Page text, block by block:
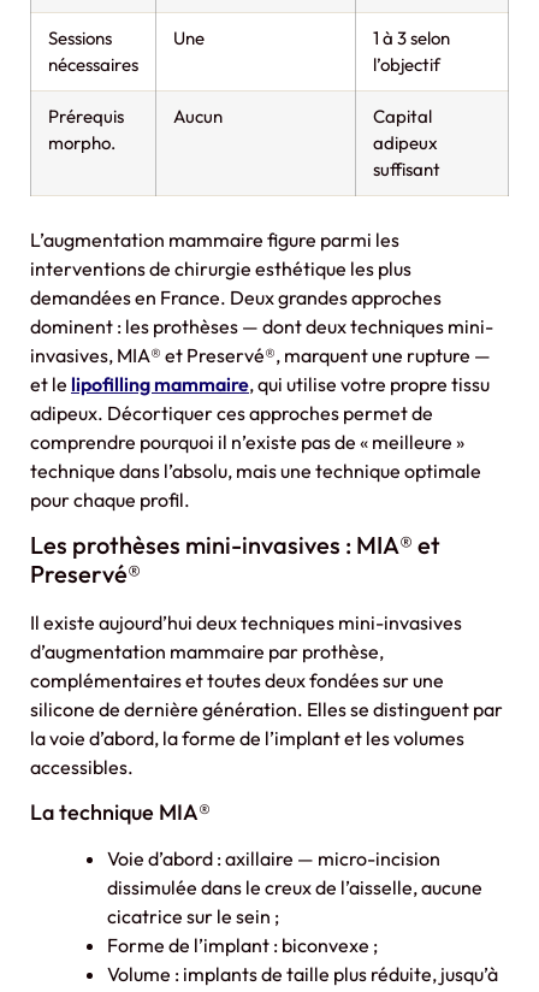
Sessions
nécessaires
Une
1 à 3 selon
l’objectif
Prérequis
morpho.
Aucun
Capital
adipeux
suffisant
L’augmentation mammaire figure parmi les
interventions de chirurgie esthétique les plus
demandées en France. Deux grandes approches
dominent : les prothèses — dont deux techniques mini-
invasives, MIA® et Preservé®, marquent une rupture —
et le lipofilling mammaire, qui utilise votre propre tissu
adipeux. Décortiquer ces approches permet de
comprendre pourquoi il n’existe pas de « meilleure »
technique dans l’absolu, mais une technique optimale
pour chaque profil.
Les prothèses mini-invasives : MIA® et
Preservé®
Il existe aujourd’hui deux techniques mini-invasives
d’augmentation mammaire par prothèse,
complémentaires et toutes deux fondées sur une
silicone de dernière génération. Elles se distinguent par
la voie d’abord, la forme de l’implant et les volumes
accessibles.
La technique MIA®
Voie d’abord : axillaire — micro-incision
dissimulée dans le creux de l’aisselle, aucune
cicatrice sur le sein ;
Forme de l’implant : biconvexe ;
Volume : implants de taille plus réduite, jusqu’à